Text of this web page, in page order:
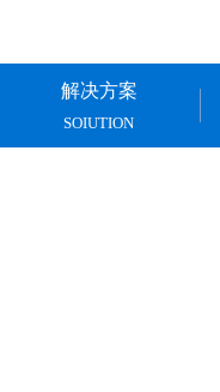
解决方案
SOIUTION